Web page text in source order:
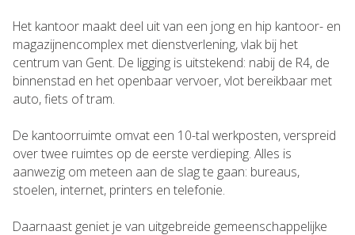
Het kantoor maakt deel uit van een jong en hip kantoor- en
magazijnencomplex met dienstverlening, vlak bij het
centrum van Gent. De ligging is uitstekend: nabij de R4, de
binnenstad en het openbaar vervoer, vlot bereikbaar met
auto, fiets of tram.
De kantoorruimte omvat een 10-tal werkposten, verspreid
over twee ruimtes op de eerste verdieping. Alles is
aanwezig om meteen aan de slag te gaan: bureaus,
stoelen, internet, printers en telefonie.
Daarnaast geniet je van uitgebreide gemeenschappelijke